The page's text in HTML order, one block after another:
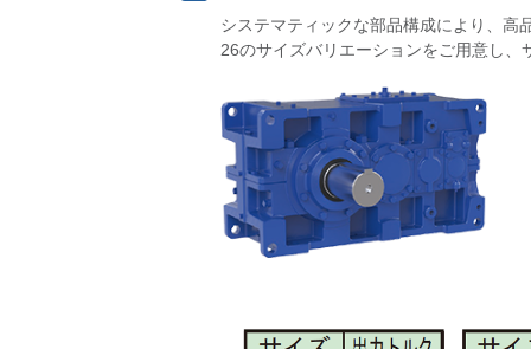
システマティックな部品構成により、高
26のサイズバリエーションをご用意し